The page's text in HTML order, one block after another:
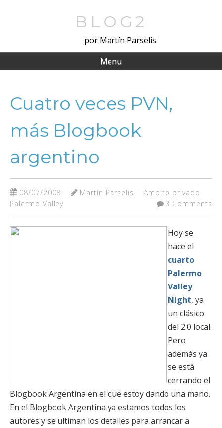
BLOG2
por Martín Parselis
Menu
Cuatro veces PVN,
más Blogbook
argentino
08/07/2008 Martín Parselis
Ambito privado
Palermo Valley
3 Comments
Hoy se
hace el
cuarto
Palermo
Valley
Night, ya
un clásico
del 2.0 local.
Pero
además ya
se está
cerrando el
Blogbook Argentina en el que estoy dando una mano.
En el Blogbook Argentina ya estamos todos los
autores y se ultiman los detalles para arrancar a